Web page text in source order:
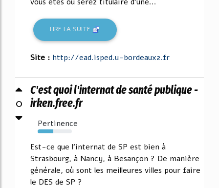
LIRE LA SUITE
Site : http://ead.isped.u-bordeaux2.fr
0
C'est quoi l'internat de santé publique -
irken.free.fr
Pertinence
46%
Est-ce que l'internat de SP est bien à
Strasbourg, à Nancy, à Besançon ? De manière
générale, où sont les meilleures villes pour faire
le DES de SP ?